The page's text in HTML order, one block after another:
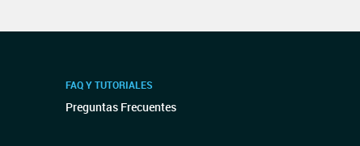
FAQ Y TUTORIALES
Preguntas Frecuentes